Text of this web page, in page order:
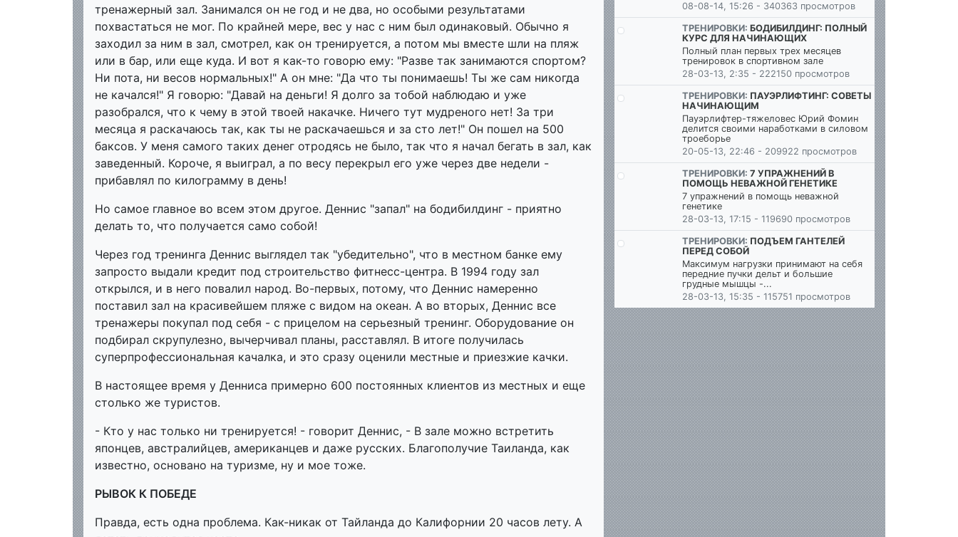
тренажерный зал. Занимался он не год и не два, но особыми результатами
похвастаться не мог. По крайней мере, вес у нас с ним был одинаковый. Обычно я
заходил за ним в зал, смотрел, как он тренируется, а потом мы вместе шли на пляж
или в бар, или еще куда. И вот я как-то говорю ему: "Разве так занимаются спортом?
Ни пота, ни весов нормальных!" А он мне: "Да что ты понимаешь! Ты же сам никогда
не качался!" Я говорю: "Давай на деньги! Я долго за тобой наблюдаю и уже
разобрался, что к чему в этой твоей накачке. Ничего тут мудреного нет! За три
месяца я раскачаюсь так, как ты не раскачаешься и за сто лет!" Он пошел на 500
баксов. У меня самого таких денег отродясь не было, так что я начал бегать в зал, как
заведенный. Короче, я выиграл, а по весу перекрыл его уже через две недели -
прибавлял по килограмму в день!
Но самое главное во всем этом другое. Деннис "запал" на бодибилдинг - приятно
делать то, что получается само собой!
Через год тренинга Деннис выглядел так "убедительно", что в местном банке ему
запросто выдали кредит под строительство фитнесс-центра. В 1994 году зал
открылся, и в него повалил народ. Во-первых, потому, что Деннис намеренно
поставил зал на красивейшем пляже с видом на океан. А во вторых, Деннис все
тренажеры покупал под себя - с прицелом на серьезный тренинг. Оборудование он
подбирал скрупулезно, вычерчивал планы, расставлял. В итоге получилась
суперпрофессиональная качалка, и это сразу оценили местные и приезжие качки.
В настоящее время у Денниса примерно 600 постоянных клиентов из местных и еще
столько же туристов.
- Кто у нас только ни тренируется! - говорит Деннис, - В зале можно встретить
японцев, австралийцев, американцев и даже русских. Благополучие Таиланда, как
известно, основано на туризме, ну и мое тоже.
РЫВОК К ПОБЕДЕ
Правда, есть одна проблема. Как-никак от Тайланда до Калифорнии 20 часов лету. А
08-08-14, 15:26 - 340363 просмотров
ТРЕНИРОВКИ: БОДИБИЛДИНГ: ПОЛНЫЙ
КУРС ДЛЯ НАЧИНАЮЩИХ
Полный план первых трех месяцев
тренировок в спортивном зале
28-03-13, 2:35 - 222150 просмотров
ТРЕНИРОВКИ: ПАУЭРЛИФТИНГ: СОВЕТЫ
НАЧИНАЮЩИМ
Пауэрлифтер-тяжеловес Юрий Фомин
делится своими наработками в силовом
троеборье
20-05-13, 22:46 - 209922 просмотров
ТРЕНИРОВКИ: 7 УПРАЖНЕНИЙ В
ПОМОЩЬ НЕВАЖНОЙ ГЕНЕТИКЕ
7 упражнений в помощь неважной
генетике
28-03-13, 17:15 - 119690 просмотров
ТРЕНИРОВКИ: ПОДЪЕМ ГАНТЕЛЕЙ
ПЕРЕД СОБОЙ
Максимум нагрузки принимают на себя
передние пучки дельт и большие
грудные мышцы -...
28-03-13, 15:35 - 115751 просмотров